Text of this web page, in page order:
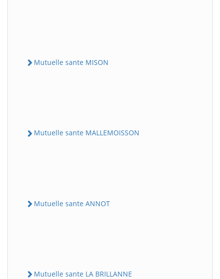
Mutuelle sante MISON
Mutuelle sante MALLEMOISSON
Mutuelle sante ANNOT
Mutuelle sante LA BRILLANNE